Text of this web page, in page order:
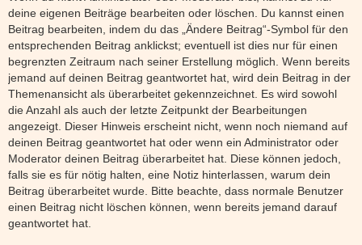
deine eigenen Beiträge bearbeiten oder löschen. Du kannst einen
Beitrag bearbeiten, indem du das „Ändere Beitrag“-Symbol für den
entsprechenden Beitrag anklickst; eventuell ist dies nur für einen
begrenzten Zeitraum nach seiner Erstellung möglich. Wenn bereits
jemand auf deinen Beitrag geantwortet hat, wird dein Beitrag in der
Themenansicht als überarbeitet gekennzeichnet. Es wird sowohl
die Anzahl als auch der letzte Zeitpunkt der Bearbeitungen
angezeigt. Dieser Hinweis erscheint nicht, wenn noch niemand auf
deinen Beitrag geantwortet hat oder wenn ein Administrator oder
Moderator deinen Beitrag überarbeitet hat. Diese können jedoch,
falls sie es für nötig halten, eine Notiz hinterlassen, warum dein
Beitrag überarbeitet wurde. Bitte beachte, dass normale Benutzer
einen Beitrag nicht löschen können, wenn bereits jemand darauf
geantwortet hat.